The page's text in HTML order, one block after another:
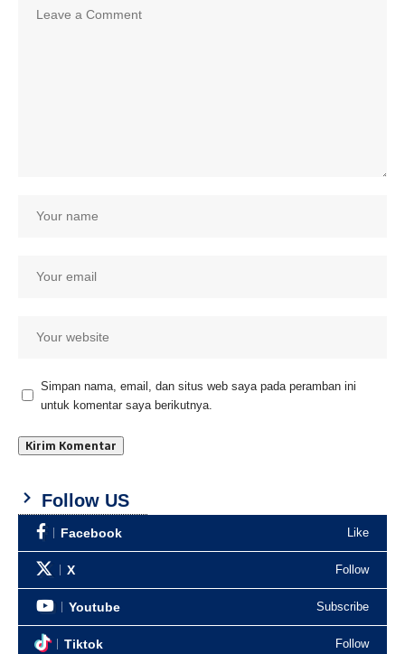
Simpan nama, email, dan situs web saya pada peramban ini
untuk komentar saya berikutnya.
Follow US
Facebook Like
X Follow
Youtube Subscribe
Tiktok Follow